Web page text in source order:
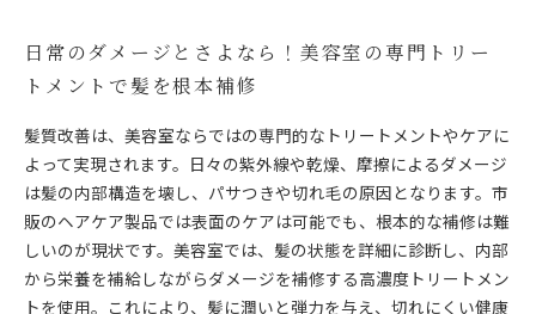
日常のダメージとさよなら！美容室の専門トリー
トメントで髪を根本補修
髪質改善は、美容室ならではの専門的なトリートメントやケアに
よって実現されます。日々の紫外線や乾燥、摩擦によるダメージ
は髪の内部構造を壊し、パサつきや切れ毛の原因となります。市
販のヘアケア製品では表面のケアは可能でも、根本的な補修は難
しいのが現状です。美容室では、髪の状態を詳細に診断し、内部
から栄養を補給しながらダメージを補修する高濃度トリートメン
トを使用。これにより、髪に潤いと弾力を与え、切れにくい健康